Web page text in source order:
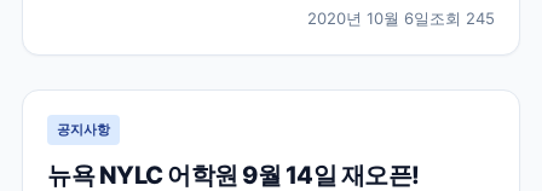
2020년 10월 6일조회 245
공지사항
뉴욕 NYLC 어학원 9월 14일 재오픈!